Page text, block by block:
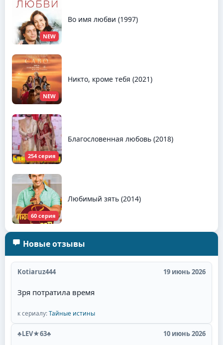
NEW
Во имя любви (1997)
NEW
Никто, кроме тебя (2021)
254 серия
Благословенная любовь (2018)
60 серия
Любимый зять (2014)
Новые отзывы
Kotiaruz444 19 июнь 2026
Зря потратила время
к сериалу:Тайные истины
♣LEV★63♣ 10 июнь 2026